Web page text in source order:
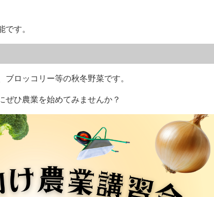
です。
ロッコリー等の秋冬野菜です。
ぜひ農業を始めてみませんか？